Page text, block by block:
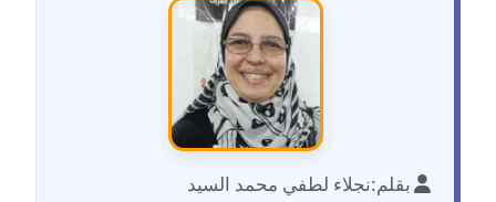
مدونة احمد البحيري
مدونة أحمد الجمال
عاملة
مدونة احمد الحسينيبقلم:نجلاء لطفي محمد السيد